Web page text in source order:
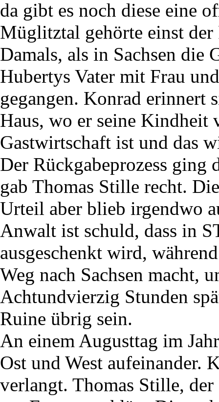
da gibt es noch diese eine
Müglitztal gehörte einst
Damals, als in Sachsen die
Hubertys Vater mit Frau
gegangen. Konrad erinnert
Haus, wo er seine Kindheit
Gastwirtschaft ist und das
Der Rückgabeprozess ging
gab Thomas Stille recht.
Urteil aber blieb irgendwo
Anwalt ist schuld, dass in
ausgeschenkt wird,
Weg nach Sachsen macht,
Achtundvierzig Stunden
Ruine übrig sein.
An einem Augusttag im
Ost und West aufeinander.
verlangt. Thomas Stille,